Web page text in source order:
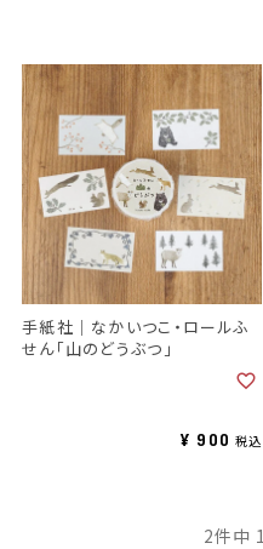
手紙社｜なかいつこ・ロールふ
せん「山のどうぶつ」
¥ 900 税込
2件中 1